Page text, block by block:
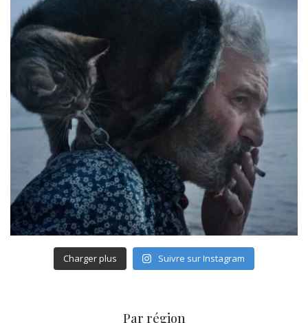
Charger plus Suivre sur Instagram
Par région